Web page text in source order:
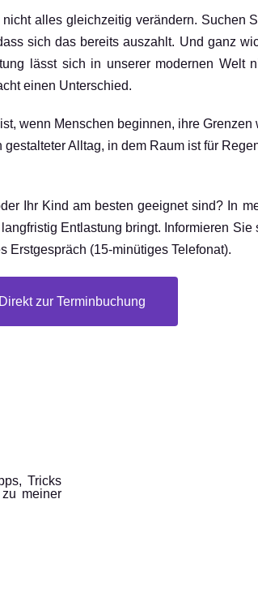
alles gleichzeitig verändern. Suchen
sich das bereits auszahlt. Und ganz
lässt sich in unserer modernen Welt
einen Unterschied.
wenn Menschen beginnen, ihre
Alltag, in dem Raum ist für
Ihr Kind am besten geeignet sind? In
Entlastung bringt. Informieren
Erstgespräch (15-minütiges Telefonat).
Direkt zur Terminbuchung
Tricks
meiner